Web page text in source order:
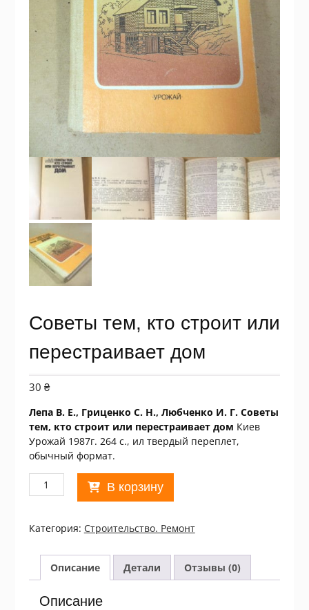
Советы тем, кто строит или
перестраивает дом
30 ₴
Лепа В. Е., Гриценко С. Н., Любченко И. Г. Советы
тем, кто строит или перестраивает дом Киев
Урожай 1987г. 264 с., ил твердый переплет,
обычный формат.
Количество
товара
тем,
строит
перестраивает
дом
В корзину
Категория: Строительство. Ремонт
Описание Детали Отзывы (0)
Описание